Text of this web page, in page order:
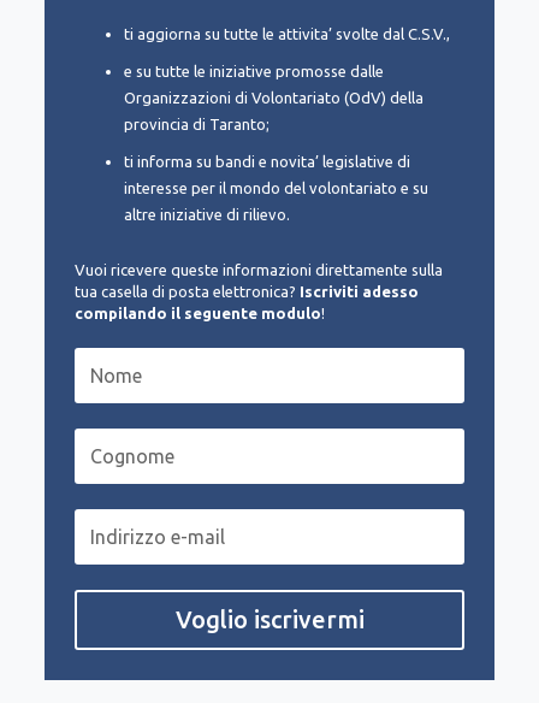
ti aggiorna su tutte le attivita’ svolte dal C.S.V.,
e su tutte le iniziative promosse dalle
Organizzazioni di Volontariato (OdV) della
provincia di Taranto;
ti informa su bandi e novita’ legislative di
interesse per il mondo del volontariato e su
altre iniziative di rilievo.
Vuoi ricevere queste informazioni direttamente sulla
tua casella di posta elettronica? Iscriviti adesso
compilando il seguente modulo!
Voglio iscrivermi